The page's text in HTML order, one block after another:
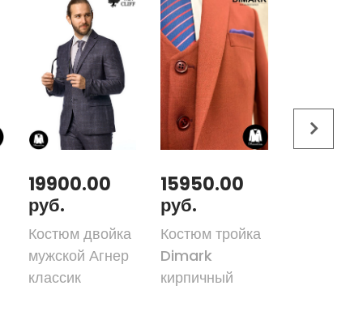
19900.00
руб.
Костюм двойка
мужской Агнер
классик
15950.00
руб.
Костюм тройка
Dimark
кирпичный